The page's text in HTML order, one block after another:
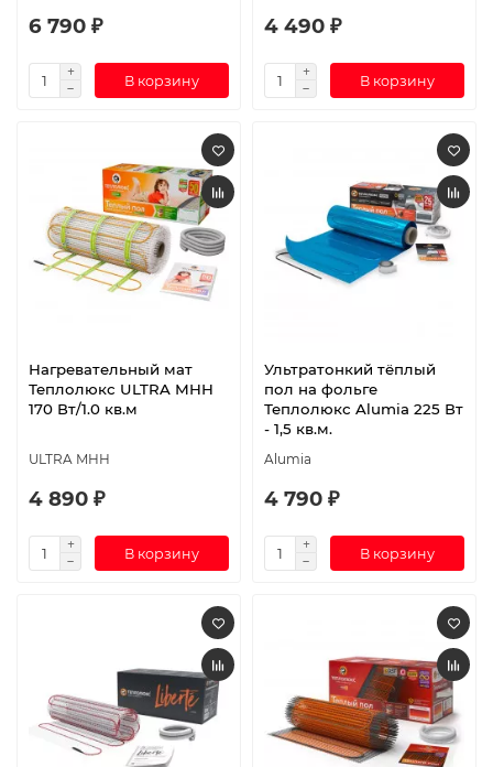
6 790 ₽
В корзину
4 490 ₽
В корзину
Нагревательный мат
Теплолюкс ULTRA МНН
170 Вт/1.0 кв.м
ULTRA МНН
4 890 ₽
В корзину
Ультратонкий тёплый
пол на фольге
Теплолюкс Alumia 225 Вт
- 1,5 кв.м.
Alumia
4 790 ₽
В корзину